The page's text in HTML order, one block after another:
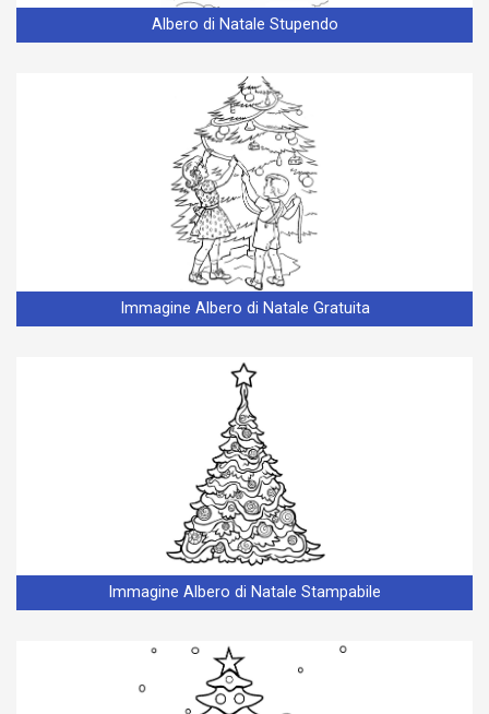
Albero di Natale Stupendo
Immagine Albero di Natale Gratuita
Immagine Albero di Natale Stampabile